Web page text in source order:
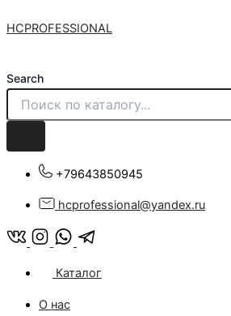
к
HCPROFESSIONAL
Search
+79643850945
hcprofessional@yandex.ru
Каталог
О нас
товара
питания
волос
MINI
(шампунь
маска)
300ml+500ml